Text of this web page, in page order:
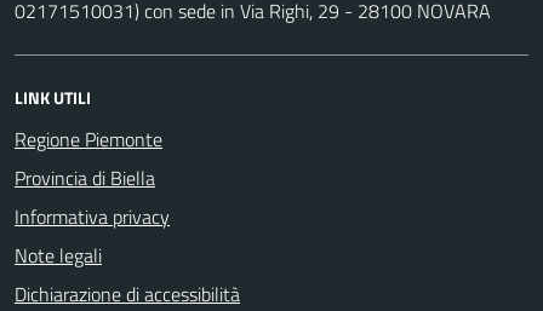
02171510031) con sede in Via Righi, 29 - 28100 NOVARA
LINK UTILI
Regione Piemonte
Provincia di Biella
Informativa privacy
Note legali
Dichiarazione di accessibilità